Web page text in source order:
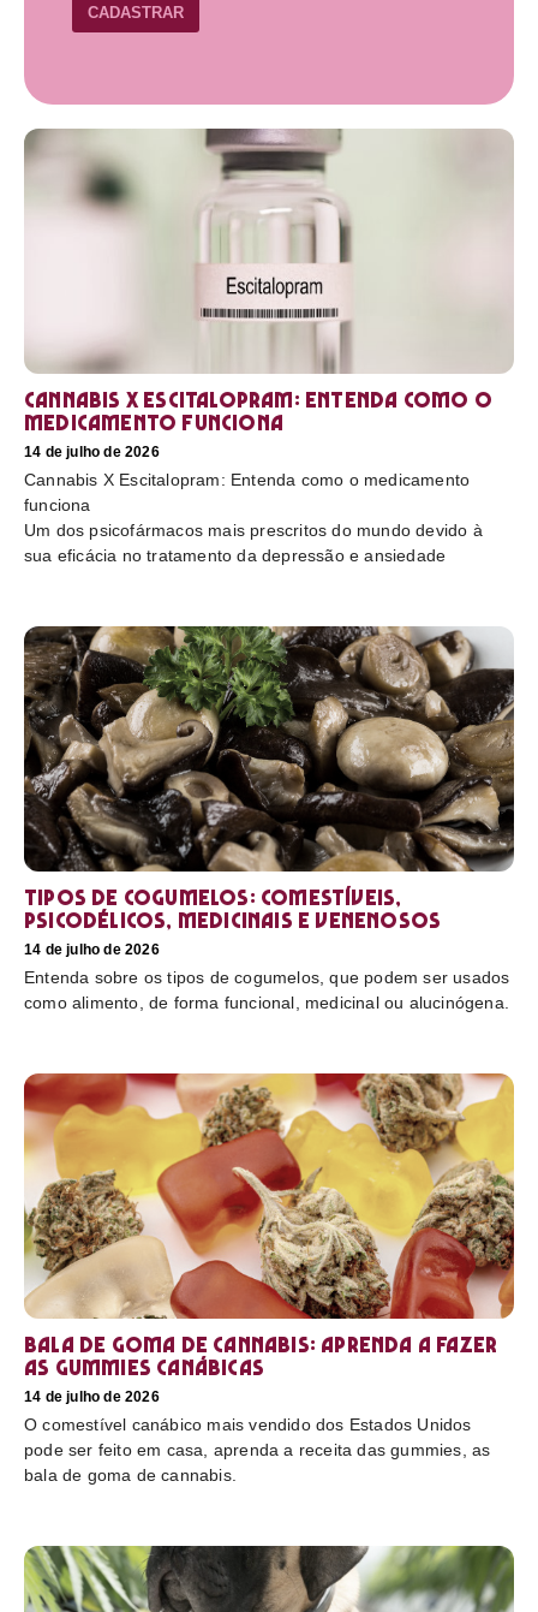
CADASTRAR
Cannabis X Escitalopram: Entenda como o
medicamento funciona
14 de julho de 2026
Cannabis X Escitalopram: Entenda como o medicamento
funciona
Um dos psicofármacos mais prescritos do mundo devido à
sua eficácia no tratamento da depressão e ansiedade
Tipos de cogumelos: comestíveis,
psicodélicos, medicinais e venenosos
14 de julho de 2026
Entenda sobre os tipos de cogumelos, que podem ser usados
como alimento, de forma funcional, medicinal ou alucinógena.
Bala de goma de cannabis: aprenda a fazer
as gummies canábicas
14 de julho de 2026
O comestível canábico mais vendido dos Estados Unidos
pode ser feito em casa, aprenda a receita das gummies, as
bala de goma de cannabis.